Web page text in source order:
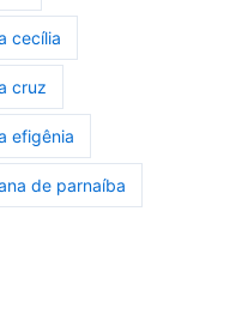
cecília
cruz
efigênia
de parnaíba